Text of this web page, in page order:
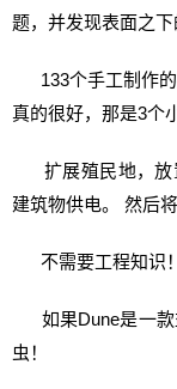
题，并发现表面之下
133个手工制作的
真的很好，那是3个
扩展殖民地，放
建筑物供电。 然后
不需要工程知识！
如果Dune是一款
虫！